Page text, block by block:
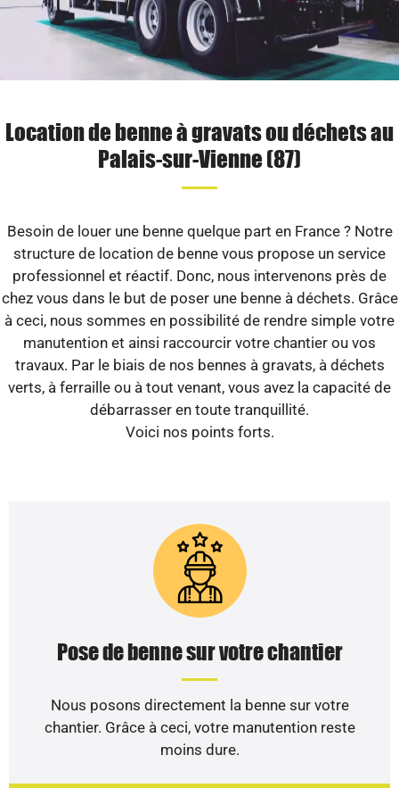
Location de benne à gravats ou déchets au
Palais-sur-Vienne (87)
Besoin de louer une benne quelque part en France ? Notre
structure de location de benne vous propose un service
professionnel et réactif. Donc, nous intervenons près de
chez vous dans le but de poser une benne à déchets. Grâce
à ceci, nous sommes en possibilité de rendre simple votre
manutention et ainsi raccourcir votre chantier ou vos
travaux. Par le biais de nos bennes à gravats, à déchets
verts, à ferraille ou à tout venant, vous avez la capacité de
débarrasser en toute tranquillité.
Voici nos points forts.
Pose de benne sur votre chantier
Nous posons directement la benne sur votre
chantier. Grâce à ceci, votre manutention reste
moins dure.